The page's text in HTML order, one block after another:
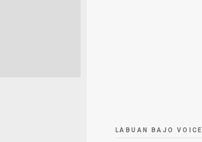
LABUAN BAJO VOICE